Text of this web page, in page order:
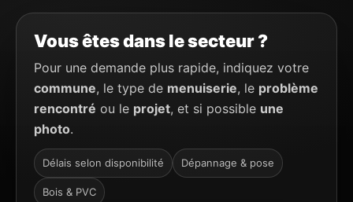
Vous êtes dans le secteur ?
Pour une demande plus rapide, indiquez votre
commune, le type de menuiserie, le problème
rencontré ou le projet, et si possible une
photo.
Délais selon disponibilité Dépannage & pose
Bois & PVC